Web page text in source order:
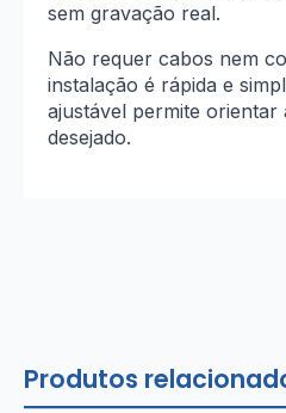
sem gravação real.
Não requer cabos nem
instalação é rápida e
ajustável permite
desejado.
Produtos